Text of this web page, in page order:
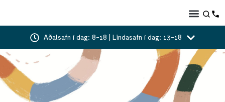
Aðalsafn í dag: 8-18 | Lindasafn í dag: 13-18